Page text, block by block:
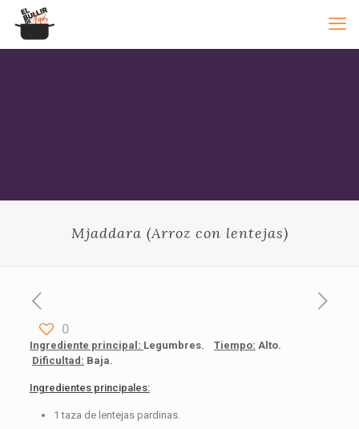
Mjaddara (Arroz con lentejas)
0
Ingrediente principal: Legumbres. Tiempo: Alto.
Dificultad: Baja.
Ingredientes principales:
1 taza de lentejas pardinas.